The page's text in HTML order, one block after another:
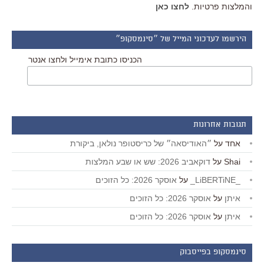
והמלצות פרטיות. לחצו כאן
הירשמו לעדכוני המייל של ״סינמסקופ״
הכניסו כתובת אימייל ולחצו אנטר
תגובות אחרונות
אחד על ״האודיסאה״ של כריסטופר נולאן, ביקורת
Shai על דוקאביב 2026: שש או שבע המלצות
על אוסקר 2026: כל הזוכים
איתן על אוסקר 2026: כל הזוכים
איתן על אוסקר 2026: כל הזוכים
סינמסקופ בפייסבוק